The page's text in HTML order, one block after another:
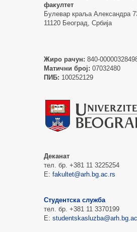
факултет
Булевар краља Александра
11120 Београд, Србија
Жиро рачун: 840-
Матични број: 07032480
ПИБ: 100252129
Деканат
тел. бр. +381 11 3225254
Е: fakultet@arh.bg.ac.rs
Студентска служба
тел. бр. +381 11 3370199
Е: